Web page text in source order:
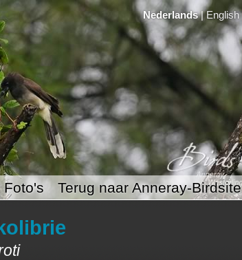
Nederlands|English
Foto's Terug naar Anneray-Birdsite